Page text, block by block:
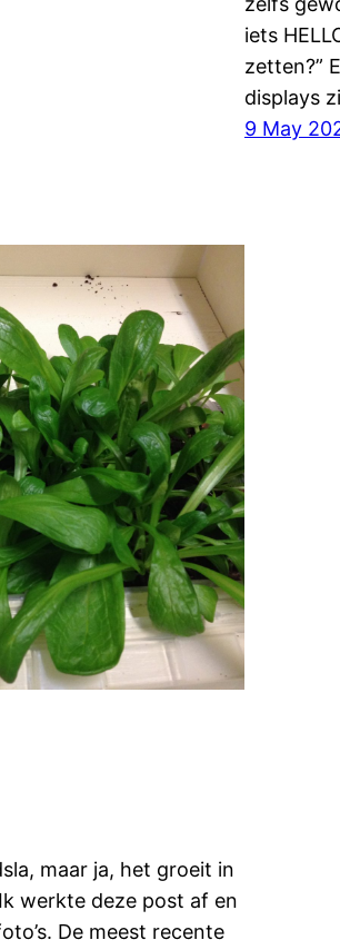
iets
zetten?”
displays
9 May
maar ja, het groeit in
werkte deze post af en
De meest recente